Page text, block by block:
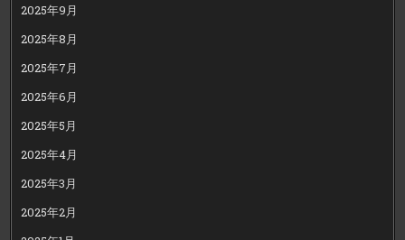
2025年9月
2025年8月
2025年7月
2025年6月
2025年5月
2025年4月
2025年3月
2025年2月